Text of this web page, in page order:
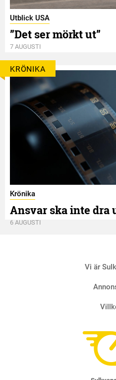
Utblick USA
”Det ser mörkt ut”
7 AUGUSTI
KRÖNIKA
Krönika
Ansvar ska inte dra
6 AUGUSTI
Vi är